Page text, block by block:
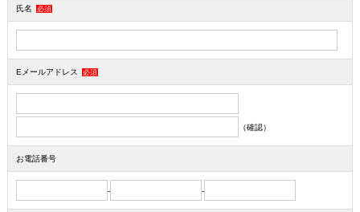
氏名 必須
Eメールアドレス 必須
（確認）
お電話番号
- -